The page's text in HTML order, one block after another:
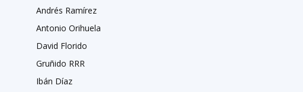
Andrés Ramírez
Antonio Orihuela
David Florido
Gruñido RRR
Ibán Díaz